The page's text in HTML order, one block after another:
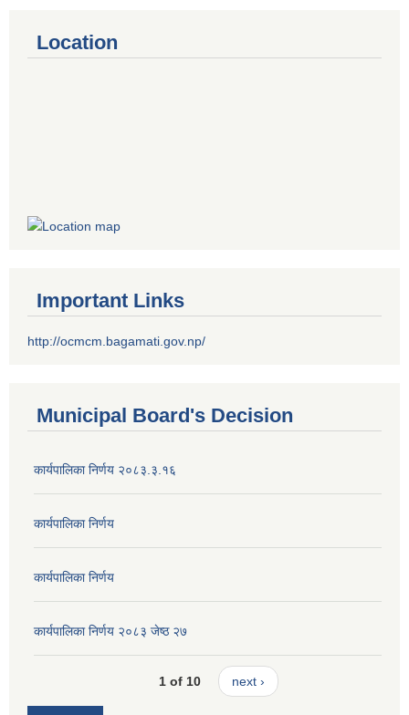
Location
Important Links
http://ocmcm.bagamati.gov.np/
Municipal Board's Decision
कार्यपालिका निर्णय २०८३.३.१६
कार्यपालिका निर्णय
कार्यपालिका निर्णय
कार्यपालिका निर्णय २०८३ जेष्ठ २७
1 of 10 next ›